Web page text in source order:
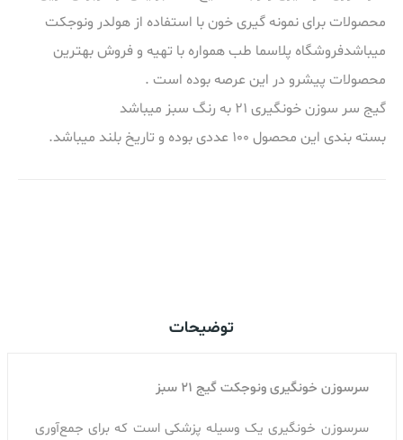
محصولات برای نمونه گیری خون با استفاده از هولدر ونوجکت
میباشدفروشگاه پلاسما طب همواره با تهیه و فروش بهترین
محصولات پیشرو در این عرصه بوده است .
گیج سر سوزن خونگیری 21 به رنگ سبز میباشد
بسته بندی این محصول 100 عددی بوده و تاریخ بلند میباشد.
توضیحات
سرسوزن خونگیری ونوجکت گیج 21 سبز
سرسوزن خونگیری یک وسیله پزشکی است که برای جمع‌آوری